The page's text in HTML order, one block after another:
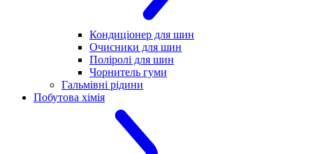
Кондиціонер для шин
Очисники для шин
Поліролі для шин
Чорнитель гуми
Гальмівні рідини
Побутова хімія